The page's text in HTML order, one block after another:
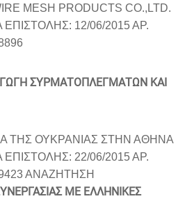
MESH PRODUCTS CO.,LTD.
12/06/2015 ΑΡ.
ΣΥΡΜΑΤΟΠΛΕΓΜΑΤΩΝ ΚΑΙ
ΤΗΣ ΟΥΚΡΑΝΙΑΣ ΣΤΗΝ ΑΘΗΝΑ
22/06/2015 ΑΡ.
ΑΝΑΖΗΤΗΣΗ
ΜΕ ΕΛΛΗΝΙΚΕΣ